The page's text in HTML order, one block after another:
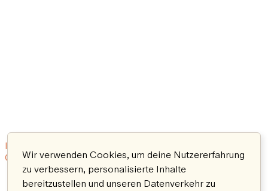
Impressum
© 2026 Aeon. All rights reserved.
Wir verwenden Cookies, um deine Nutzererfahrung
zu verbessern, personalisierte Inhalte
bereitzustellen und unseren Datenverkehr zu